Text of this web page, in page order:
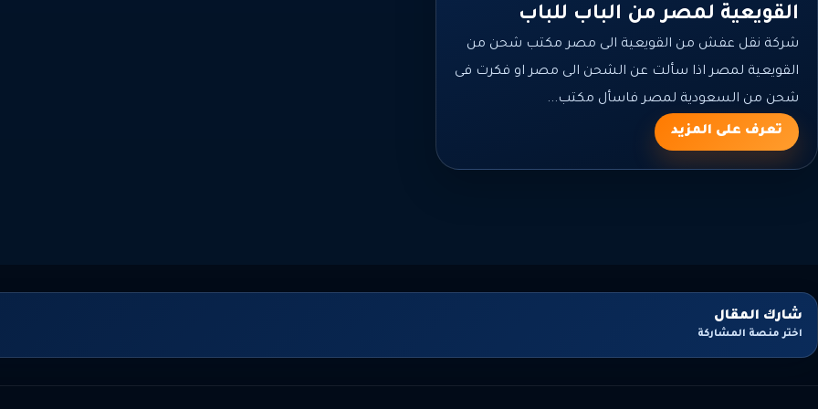
القويعية لمصر من الباب للباب
شركة نقل عفش من القويعية الى مصر مكتب شحن من
القويعية لمصر اذا سألت عن الشحن الى مصر او فكرت فى
شحن من السعودية لمصر فاسأل مكتب...
تعرف على المزيد
شارك المقال
اختر منصة المشاركة